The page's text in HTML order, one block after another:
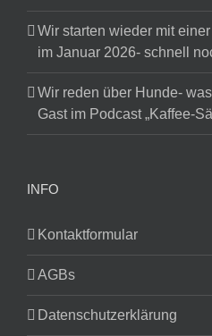
Wir starten wieder mit
im Januar 2026- schnell
Wir reden über Hunde-
Gast im Podcast „Kaffee-
INFO
Kontaktformular
AGBs
Datenschutzerklärung